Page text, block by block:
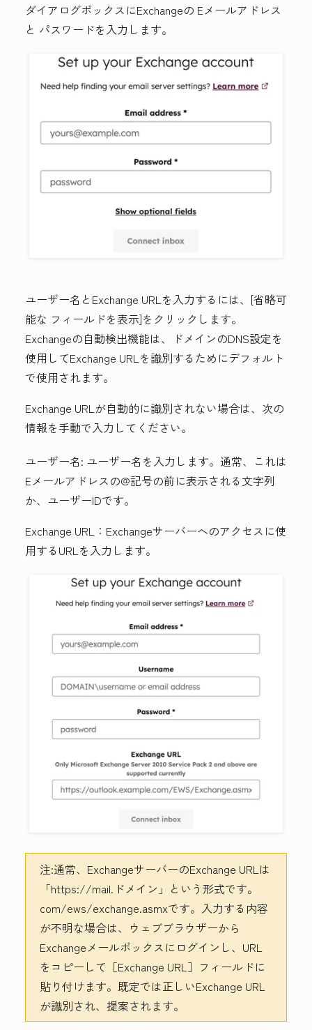
ダイアログボックスにExchangeの Eメールアドレス
と パスワードを入力します。
ユーザー名とExchange URLを入力するには、[省略可
能な フィールドを表示]をクリックします。
Exchangeの自動検出機能は、ドメインのDNS設定を
使用してExchange URLを識別するためにデフォルト
で使用されます。
Exchange URLが自動的に識別されない場合は、次の
情報を手動で入力してください。
ユーザー名: ユーザー名を入力します。通常、これは
Eメールアドレスの@記号の前に表示される文字列
か、ユーザーIDです。
Exchange URL： Exchangeサーバーへのアクセスに使
用するURLを入力します。
注:通常、ExchangeサーバーのExchange URLは
「https://mail.ドメイン」という形式です。
com/ews/exchange.asmxです。入力する内容
が不明な場合は、ウェブブラウザーから
Exchangeメールボックスにログインし、URL
をコピーして［Exchange URL］ フィールドに
貼り付けます。既定では正しいExchange URL
が識別され、提案されます。